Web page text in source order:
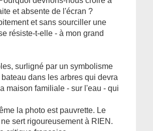
et absente de l'écran ?
et sans sourciller une
résiste-t-elle - à mon grand
surligné par un symbolisme
dans les arbres qui devra
maison familiale - sur l'eau - qui
la photo est pauvrette. Le
sert rigoureusement à RIEN.